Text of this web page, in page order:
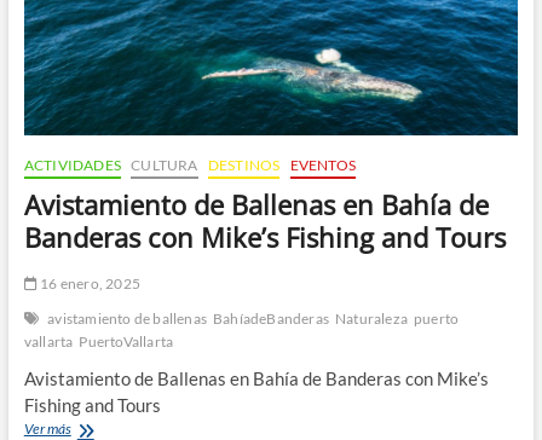
ACTIVIDADES CULTURA DESTINOS EVENTOS
Avistamiento de Ballenas en Bahía de
Banderas con Mike’s Fishing and Tours
16 enero, 2025
avistamiento de ballenas BahíadeBanderas Naturaleza puerto
vallarta PuertoVallarta
Avistamiento de Ballenas en Bahía de Banderas con Mike’s
Fishing and Tours
Ver másAvistamiento